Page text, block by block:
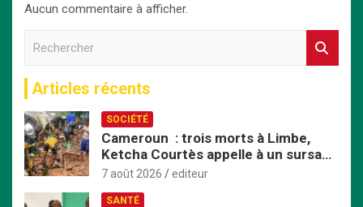
Aucun commentaire à afficher.
r
c
h
e
r
Articles récents
SOCIÉTÉ
Cameroun : trois morts à Limbe,
Ketcha Courtès appelle à un sursaut
face aux inondations
7 août 2026 editeur
SANTÉ